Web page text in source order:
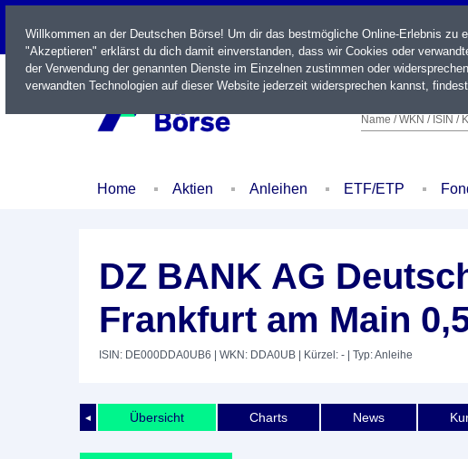
LIVE
Name / WKN / ISIN /
Home Aktien Anleihen ETF/ETP
DZ BANK AG
Frankfurt am Main
ISIN: DE000DDA0UB6 | WKN: DDA0UB | Kürzel: - | Typ: Anleihe
◄ Übersicht Charts News
Willkommen an der Deutschen Börse! Um dir das bestmögliche Online-Erlebnis
"Akzeptieren" erklärst du dich damit einverstanden, dass wir Cookies oder
der Verwendung der genannten Dienste im Einzelnen zustimmen oder
verwandten Technologien auf dieser Website jederzeit widersprechen kannst,